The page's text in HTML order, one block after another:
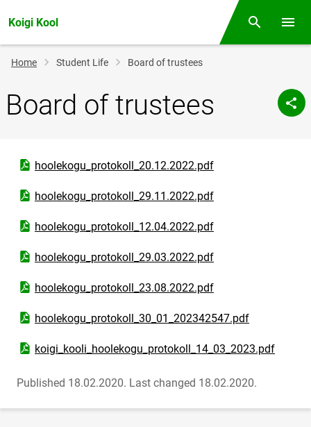
Koigi Kool Otsing
Breadcrumb
Home Student Life Board of trustees
Board of trustees
hoolekogu_protokoll_20.12.2022.pdf
Open PDF document
hoolekogu_protokoll_29.11.2022.pdf
Open PDF document
hoolekogu_protokoll_12.04.2022.pdf
Open PDF document
hoolekogu_protokoll_29.03.2022.pdf
Open PDF document
hoolekogu_protokoll_23.08.2022.pdf
Open PDF document
hoolekogu_protokoll_30_01_202342547.pdf
Open PDF document
koigi_kooli_hoolekogu_protokoll_14_03_2023.pdf
Open PDF document
Published 18.02.2020. Last changed 18.02.2020.